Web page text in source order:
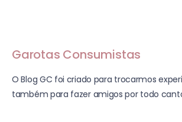
Garotas Consumistas
O Blog GC foi criado para trocarmos
também para fazer amigos por todo